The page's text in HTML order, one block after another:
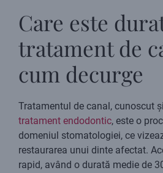
Care este
tratament de
cum decurge
Tratamentul de canal, cunoscut
tratament endodontic, este o
domeniul stomatologiei, ce
restaurarea unui dinte afectat.
rapid, având o durată medie de